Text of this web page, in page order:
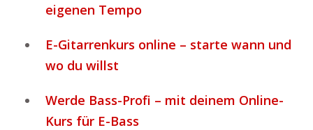
eigenen Tempo
E-Gitarrenkurs online – starte wann und
wo du willst
Werde Bass-Profi – mit deinem Online-
Kurs für E-Bass